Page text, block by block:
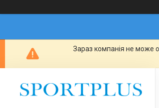
Зараз компанія не може